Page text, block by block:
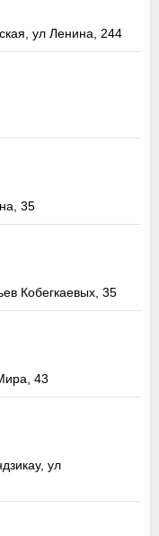
ул Ленина, 244
35
Кобегкаевых, 35
43
ул